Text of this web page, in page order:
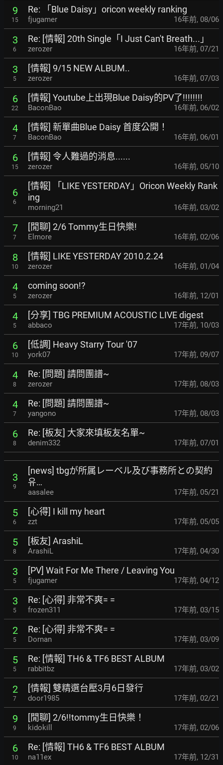
9
15
Re: 「Blue Daisy」oricon weekly ranking
fjugamer 16年前, 08/06
3
6
Re: [情報] 20th Single「I Just Can't Breath...」
zerozer 16年前, 07/21
3
5
[情報] 9/15 NEW ALBUM..
zerozer 16年前, 07/03
6
22
[情報] Youtube上出現Blue Daisy的PV了!!!!!!!!
BaconBao 16年前, 06/02
4
7
[情報] 新單曲Blue Daisy 首度公開！
BaconBao 16年前, 06/01
6
15
[情報] 令人難過的消息......
zerozer 16年前, 05/10
6
6
[情報] 「LIKE YESTERDAY」Oricon Weekly Rank
ing
morning21 16年前, 03/02
7
7
[閒聊] 2/6 Tommy生日快樂!
Elmore 16年前, 02/06
8
10
[情報] LIKE YESTERDAY 2010.2.24
zerozer 16年前, 01/04
4
5
coming soon!?
zerozer 16年前, 12/01
4
5
[分享] TBG PREMIUM ACOUSTIC LIVE digest
abbaco 17年前, 10/03
6
10
[低調] Heavy Starry Tour '07
york07 17年前, 09/07
4
8
Re: [問題] 請問團譜~
zerozer 17年前, 08/03
4
7
Re: [問題] 請問團譜~
yangono 17年前, 08/03
6
8
Re: [板友] 大家來填板友名單~
denim332 17年前, 07/01
3
9
[news] tbgが所属レーベル及び事務所との契約
유…
aasalee 17年前, 05/21
5
6
[心得] I kill my heart
zzt 17年前, 05/05
5
8
[板友] ArashiL
ArashiL 17年前, 04/30
3
5
[PV] Wait For Me There / Leaving You
fjugamer 17年前, 04/12
3
5
Re: [心得] 非常不爽= =
frozen311 17年前, 03/15
2
5
Re: [心得] 非常不爽= =
Dornan 17年前, 03/09
5
5
Re: [情報] TH6 & TF6 BEST ALBUM
rabbitbz 17年前, 03/02
2
7
[情報] 雙精選台壓3月6日發行
door1985 17年前, 02/21
9
9
[閒聊] 2/6!!tommy生日快樂！
kidokill 17年前, 02/06
6
10
Re: [情報] TH6 & TF6 BEST ALBUM
na11ex 17年前, 12/31